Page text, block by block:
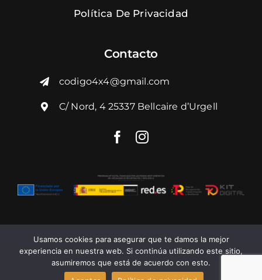
Política De Privacidad
Contacto
codigo4x4@gmail.com
C/ Nord, 4 25337 Bellcaire d’Urgell
© 2026 | Todos los derechos reservados -
Usamos cookies para asegurar que te damos la mejor
experiencia en nuestra web. Si continúa utilizando este sitio,
asumiremos que está de acuerdo con esto.